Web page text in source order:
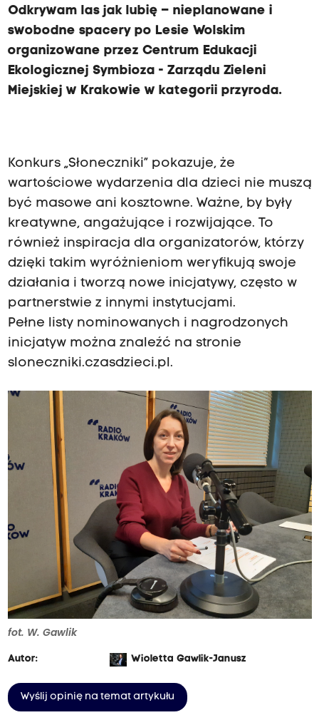
t
i
ż
o
w
e
g
o
w
y
r
ż
e
a
d
a
j
b
a
r
Odkrywam las jak lubię – nieplanowane i
swobodne spacery po Lesie Wolskim
organizowane przez Centrum Edukacji
Ekologicznej Symbioza - Zarządu Zieleni
Miejskiej w Krakowie w kategorii przyroda.
Konkurs „Słoneczniki” pokazuje, że
wartościowe wydarzenia dla dzieci nie muszą
być masowe ani kosztowne. Ważne, by były
kreatywne, angażujące i rozwijające. To
również inspiracja dla organizatorów, którzy
dzięki takim wyróżnieniom weryfikują swoje
działania i tworzą nowe inicjatywy, często w
partnerstwie z innymi instytucjami.
Pełne listy nominowanych i nagrodzonych
inicjatyw można znaleźć na stronie
sloneczniki.czasdzieci.pl.
fot. W. Gawlik
Autor: Wioletta Gawlik-Janusz
Wyślij opinię na temat artykułu